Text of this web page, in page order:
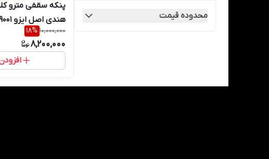
محدوده قیمت
پنکه سقفی مترو
هندی اصل ایزو ۹۰۰۱
10,000,000
18%
8,200,000